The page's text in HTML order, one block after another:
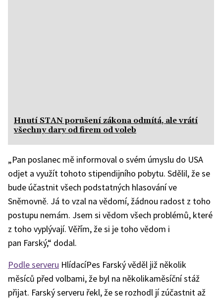
Hnutí STAN porušení zákona odmítá, ale vrátí
všechny dary od firem od voleb
„Pan poslanec mě informoval o svém úmyslu do USA
odjet a využít tohoto stipendijního pobytu. Sdělil, že se
bude účastnit všech podstatných hlasování ve
Sněmovně. Já to vzal na vědomí, žádnou radost z toho
postupu nemám. Jsem si vědom všech problémů, které
z toho vyplývají. Věřím, že si je toho vědom i
pan Farský,“ dodal.
Podle serveru HlídacíPes Farský věděl již několik
měsíců před volbami, že byl na několikaměsíční stáž
přijat. Farský serveru řekl, že se rozhodl jí zúčastnit až